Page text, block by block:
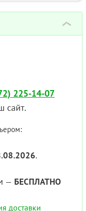
›
225-14-07
сайт.
.
— БЕСПЛАТНО
доставки